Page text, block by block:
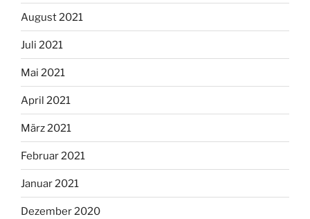
August 2021
Juli 2021
Mai 2021
April 2021
März 2021
Februar 2021
Januar 2021
Dezember 2020